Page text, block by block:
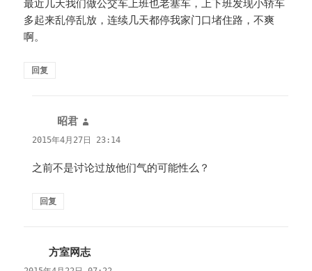
最近几天我们做公交车上班也老塞车，上下班发现小轿车
多起来乱停乱放，连续几天都停我家门口堵住路，不爽
啊。
回复
昭君
道：
2015年4月27日 23:14
之前不是讨论过放他们气的可能性么？
回复
方室网志说